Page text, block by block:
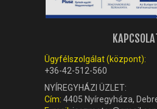
Ügyfélszolgálat (központ):
+36-42-512-560
NYÍREGYHÁZI ÜZLET:
Cím: 4405 Nyíregyháza,